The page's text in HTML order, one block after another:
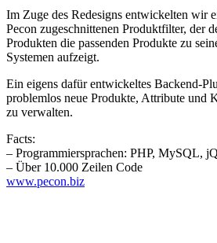
Im Zuge des Redesigns entwickelten wir
Pecon zugeschnittenen Produktfilter, der
Produkten die passenden Produkte zu
Systemen aufzeigt.
Ein eigens dafür entwickeltes Backend-
problemlos neue Produkte, Attribute und
zu verwalten.
Facts:
– Programmiersprachen: PHP, MySQL,
– Über 10.000 Zeilen Code
www.pecon.biz